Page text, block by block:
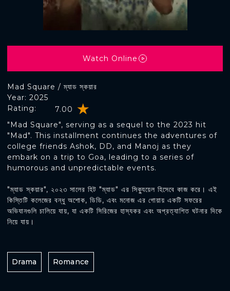
Mad Square / ম্যাড স্কয়ার
Rating: 7.00
Year: 2025
"Mad Square", serving as a sequel to the 2023 hit
"Mad". This installment continues the adventures of
college friends Ashok, DD, and Manoj as they
embark on a trip to Goa, leading to a series of
humorous and unpredictable events.
"ম্যাড স্কয়ার", ২০২৩ সালের হিট "ম্যাড" এর সিক্যুয়েল হিসেবে কাজ করে। এই
কিস্তিটি কলেজের বন্ধু অশোক, ডিডি, এবং মনোজ এর গোয়ায় একটি সফরের
অভিযানগুলি চালিয়ে যায়, যা একটি সিরিজের হাস্যকর এবং অপ্রত্যাশিত ঘটনার দিকে
নিয়ে যায়।
Watch Online
Drama Romance